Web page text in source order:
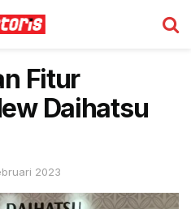
Fitur
Daihatsu
2023